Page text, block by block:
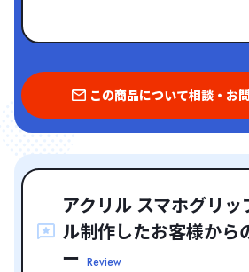
この商品について相談・お
アクリル スマホグリ
ル制作したお客様から
ー Review